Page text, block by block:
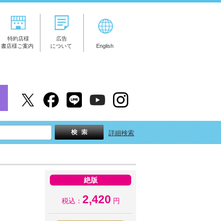
特約店様
書店様ご案内
広告
について
English
詳細検索
絶版
税込： 2,420 円